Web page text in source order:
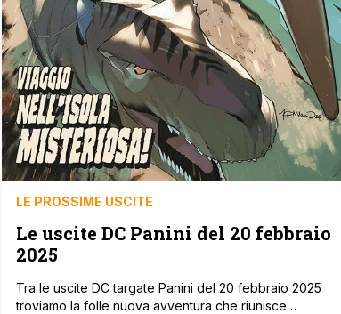
LE PROSSIME USCITE
Le uscite DC Panini del 20 febbraio
2025
Tra le uscite DC targate Panini del 20 febbraio 2025
troviamo la folle nuova avventura che riunisce